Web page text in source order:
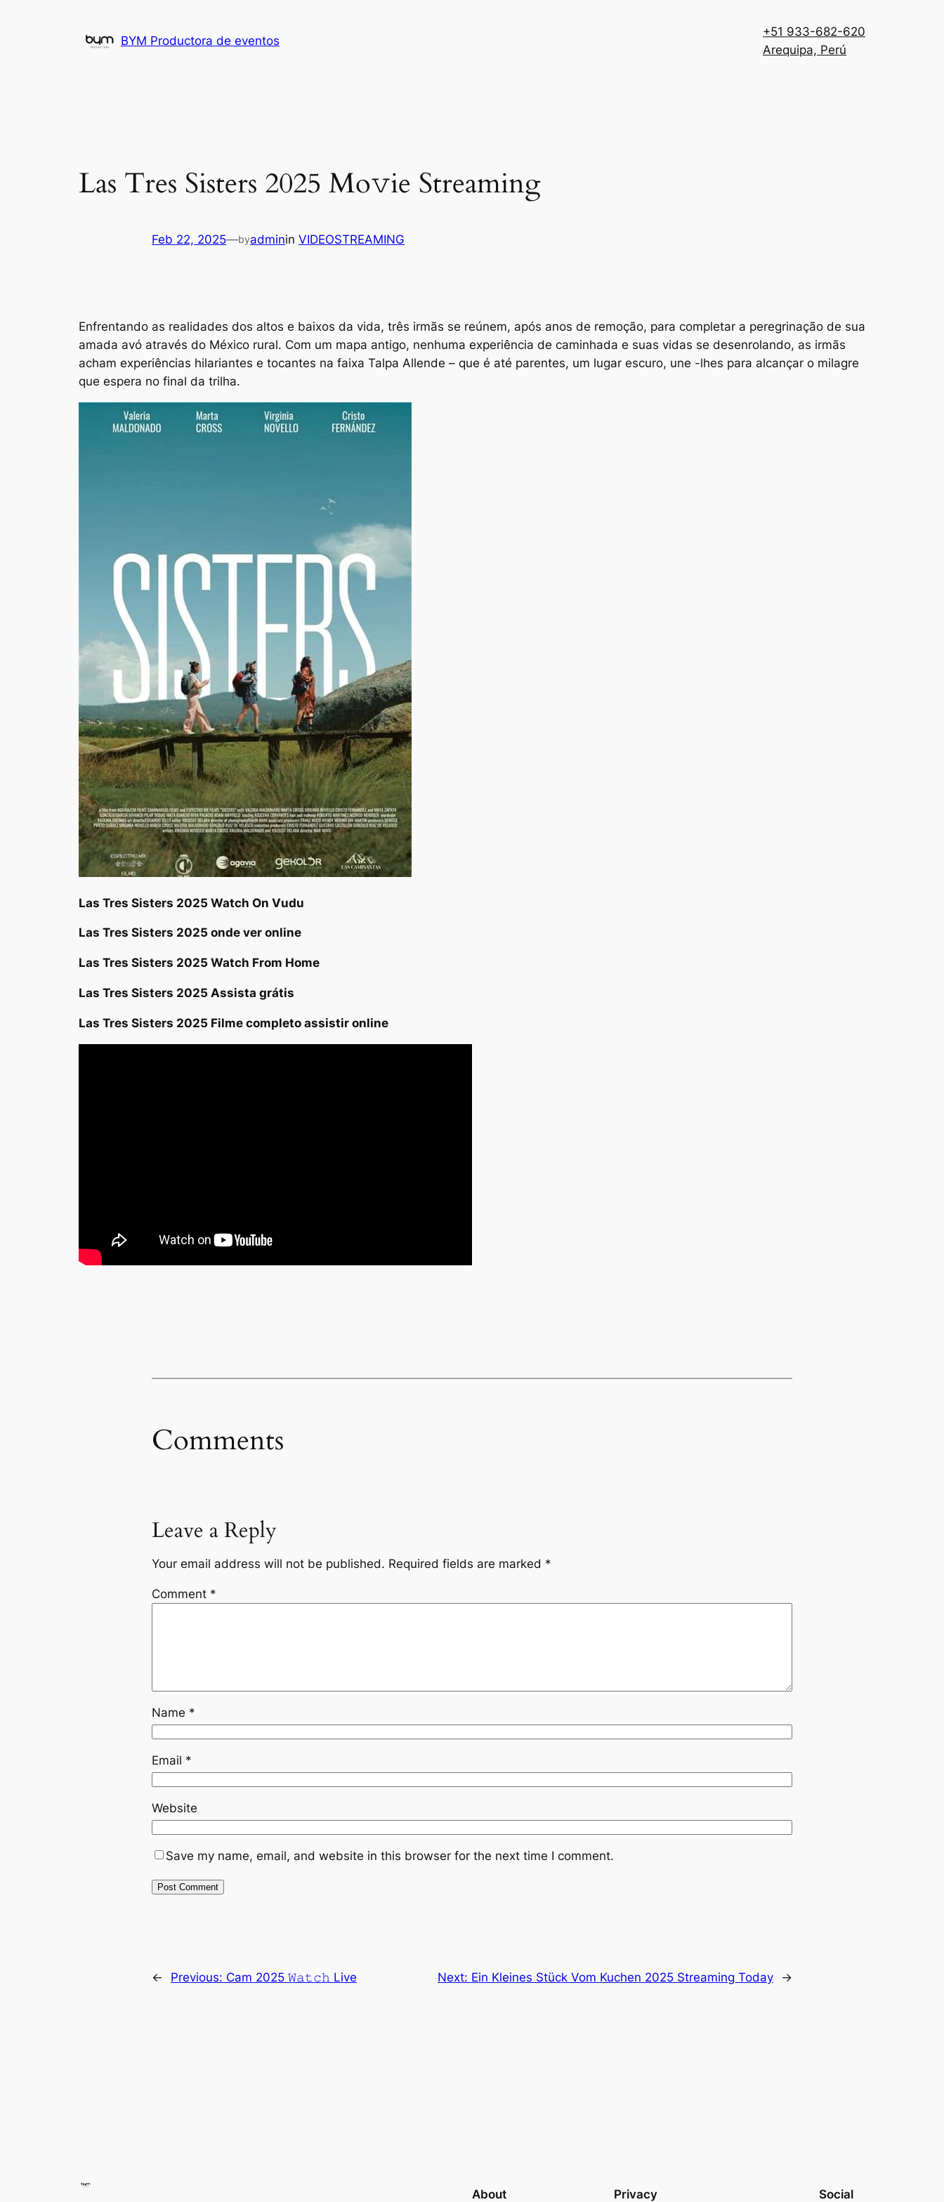
BYM Productora de eventos
+51 933-682-620
Arequipa, Perú
Las Tres Sisters 2025 Mo𝚟ie Streaming
Feb 22, 2025—byadminin VIDEOSTREAMING
Enfrentando as realidades dos altos e baixos da vida, três irmãs se reúnem, após anos de remoção, para completar a peregrinação de sua
amada avó através do México rural. Com um mapa antigo, nenhuma experiência de caminhada e suas vidas se desenrolando, as irmãs
acham experiências hilariantes e tocantes na faixa Talpa Allende – que é até parentes, um lugar escuro, une -lhes para alcançar o milagre
que espera no final da trilha.
Las Tres Sisters 2025 Watch On Vudu
Las Tres Sisters 2025 onde ver online
Las Tres Sisters 2025 Watch From Home
Las Tres Sisters 2025 Assista grátis
Las Tres Sisters 2025 Filme completo assistir online
Comments
Leave a Reply
Your email address will not be published. Required fields are marked *
Comment *
Name *
Email *
Website
Save my name, email, and website in this browser for the next time I comment.
← Previous: Cam 2025 𝚆𝚊𝚝𝚌𝚑 Live Next: Ein Kleines Stück Vom Kuchen 2025 Streaming Today →
About Privacy Social